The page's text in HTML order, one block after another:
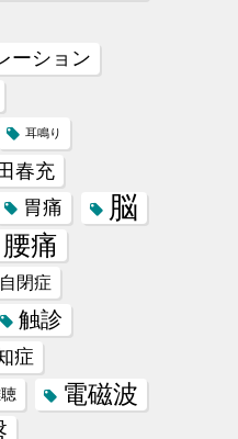
ーション
耳鳴り
春充
胃痛 脳
腰痛
自閉症
触診
症
電磁波